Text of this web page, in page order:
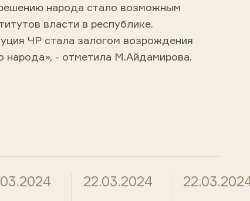
народа стало возможным
власти в республике.
ЧР стала залогом возрождения
народа», - отметила М.Айдамирова.
22.03.2024